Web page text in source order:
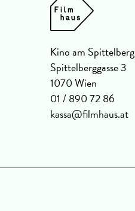
Kino am Spittelberg
Spittelberggasse 3
1070 Wien
01 / 890 72 86
kassa@filmhaus.at